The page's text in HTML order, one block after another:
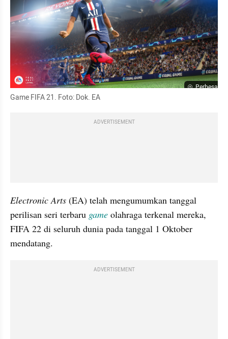
Perbesar
Game FIFA 21. Foto: Dok. EA
ADVERTISEMENT
Electronic Arts (EA) telah mengumumkan tanggal
perilisan seri terbaru game olahraga terkenal mereka,
FIFA 22 di seluruh dunia pada tanggal 1 Oktober
mendatang.
ADVERTISEMENT